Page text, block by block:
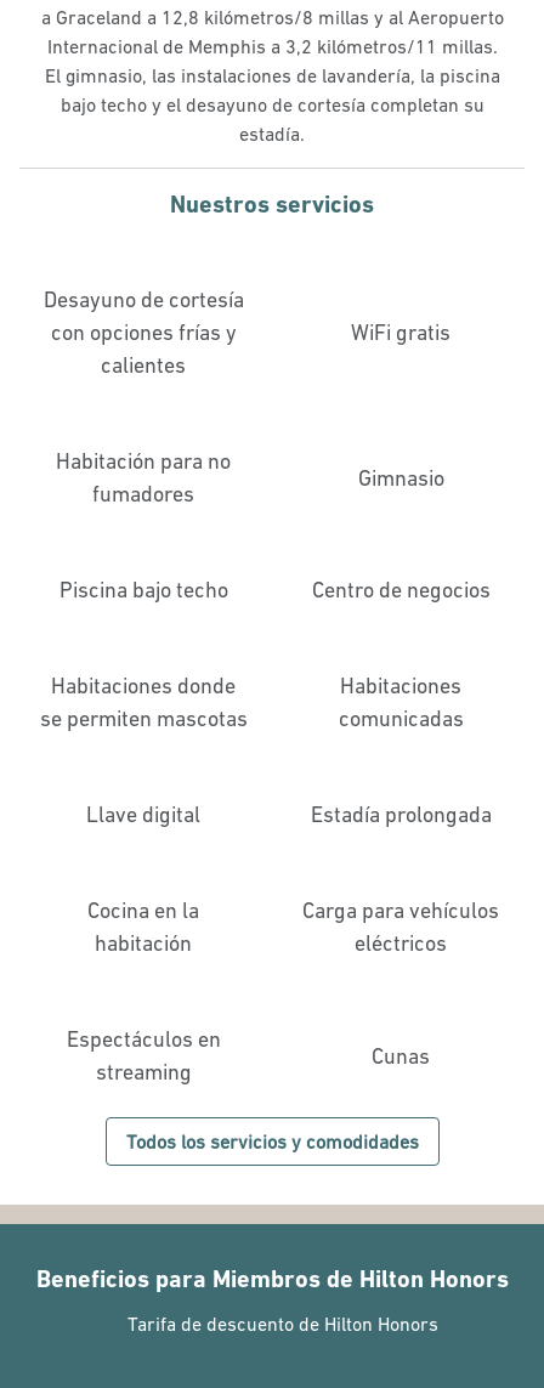
a Graceland a 12,8 kilómetros/8 millas y al Aeropuerto
Internacional de Memphis a 3,2 kilómetros/11 millas.
El gimnasio, las instalaciones de lavandería, la piscina
bajo techo y el desayuno de cortesía completan su
estadía.
Nuestros servicios
Desayuno de cortesía
con opciones frías y
calientes
WiFi gratis
Habitación para no
fumadores
Gimnasio
Piscina bajo techo Centro de negocios
Habitaciones donde
se permiten mascotas
Habitaciones
comunicadas
Llave digital Estadía prolongada
Cocina en la
habitación
Carga para vehículos
eléctricos
Espectáculos en
streaming
Cunas
Todos los servicios y comodidades
Beneficios para Miembros de Hilton Honors
Tarifa de descuento de Hilton Honors